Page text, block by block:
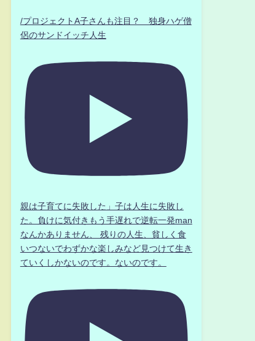
/プロジェクトA子さんも注目？ 独身ハゲ僧
侶のサンドイッチ人生
親は子育てに失敗した」子は人生に失敗し
た。負けに気付きもう手遅れで逆転一発man
なんかありません、 残りの人生、貧しく食
いつないでわずかな楽しみなど見つけて生き
ていくしかないのです。ないのです。